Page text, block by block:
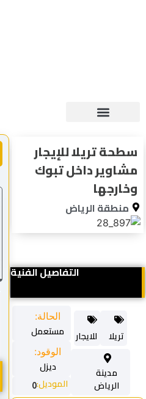
سطحة تريلا للإيجار
مشاوير داخل تبوك
وخارجها
منطقة الرياض
التفاصيل الفنية
الحالة:
مستعمل
الوقود:
ديزل
الموديل:0
مدينة
الرياض
تريلا للايجار